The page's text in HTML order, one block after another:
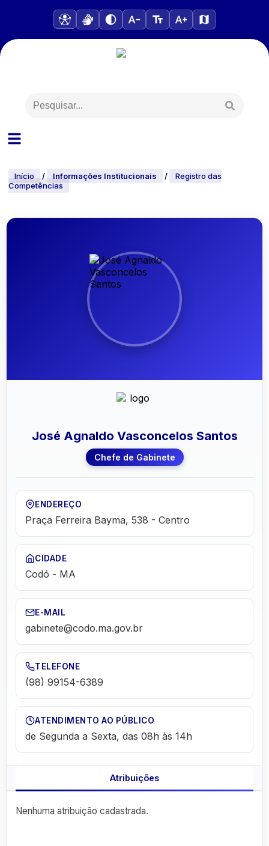
Início / Informações Institucionais /
Registro das
Competências
José Agnaldo Vasconcelos Santos
Chefe de Gabinete
ENDEREÇO
Praça Ferreira Bayma, 538 - Centro
CIDADE
Codó - MA
E-MAIL
gabinete@codo.ma.gov.br
TELEFONE
(98) 99154-6389
ATENDIMENTO AO PÚBLICO
de Segunda a Sexta, das 08h às 14h
Atribuições
Nenhuma atribuição cadastrada.